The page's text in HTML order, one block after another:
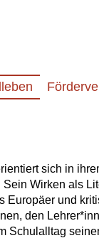
sich in
Sein Wirken als
Europäer und
den
Schulalltag